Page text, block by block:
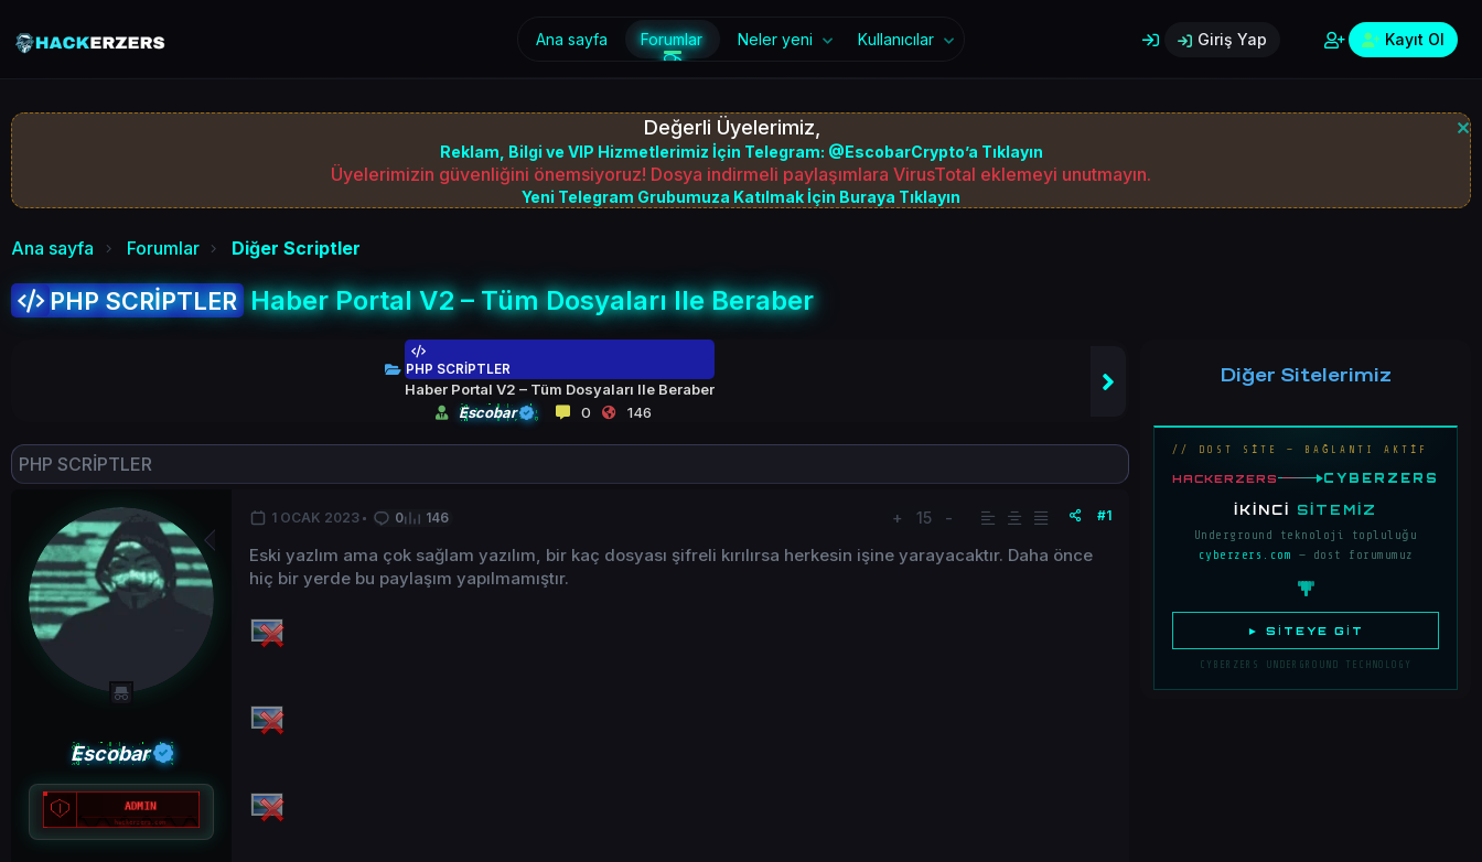
Ana sayfa Forumlar Neler yeni Kullanıcılar Giriş Yap Kayıt Ol
Değerli Üyelerimiz,
Reklam, Bilgi ve VIP Hizmetlerimiz İçin Telegram: @EscobarCrypto’a Tıklayın
Üyelerimizin güvenliğini önemsiyoruz! Dosya indirmeli paylaşımlara VirusTotal eklemeyi unutmayın.
Yeni Telegram Grubumuza Katılmak İçin Buraya Tıklayın
Ana sayfa Forumlar Diğer Scriptler
PHP SCRİPTLER Haber Portal V2 – Tüm Dosyaları Ile Beraber
PHP SCRİPTLER
Haber Portal V2 – Tüm Dosyaları Ile Beraber
Escobar
0 146
PHP SCRİPTLER
Escobar
1 OCAK 2023 0 146 + 15 - #1
Eski yazlım ama çok sağlam yazılım, bir kaç dosyası şifreli kırılırsa herkesin işine yarayacaktır. Daha önce
hiç bir yerde bu paylaşım yapılmamıştır.
Diğer Sitelerimiz
// DOST SİTE — BAĞLANTI AKTİF
HACKERZERS CYBERZERS
İKINCI SITEMIZ
Underground teknoloji topluluğu
cyberzers.com — dost forumumuz
► SITEYE GIT
CYBERZERS UNDERGROUND TECHNOLOGY